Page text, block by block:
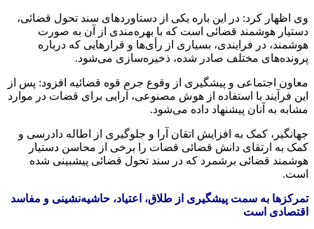
وی اظهار کرد: در این باره یکی از دستاوردهای سند تحول قضائی،
دستیار هوشمند قضائی است که با بهره‌مندی از آن به صورت
هوشمند، در فرایندی، بسیاری از رأی‌ها و قرارهایی که درباره
پرونده‌های مختلف صادر شده، ذخیره‌سازی می‌شود.
معاون اجتماعی و پیشگیری از وقوع جرم قوه قضائیه افزود: پس از
این فرآیند با استفاده از هوش مصنوعی، آرایی برای قضات در موارد
مشابه به آنان پیشنهاد داده می‌شود.
جهانگیر، کمک به افزایش اتقان آرا و جلوگیری از اطاله دادرسی و
کمک به ارتقای دانش قضائی قضات را برخی از محاسن دستیار
هوشمند قضائی برشمرد که در سند تحول قضائی پیش‎بینی شده
است.
تمرکزها به سمت پیشگیری از طلاق، اعتیاد، حاشیه‌نشینی و مفاسد
اقتصادی است